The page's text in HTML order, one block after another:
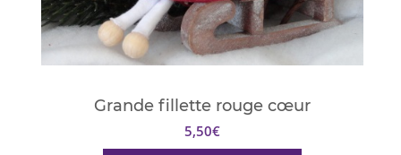
Grande fillette rouge cœur
5,50€